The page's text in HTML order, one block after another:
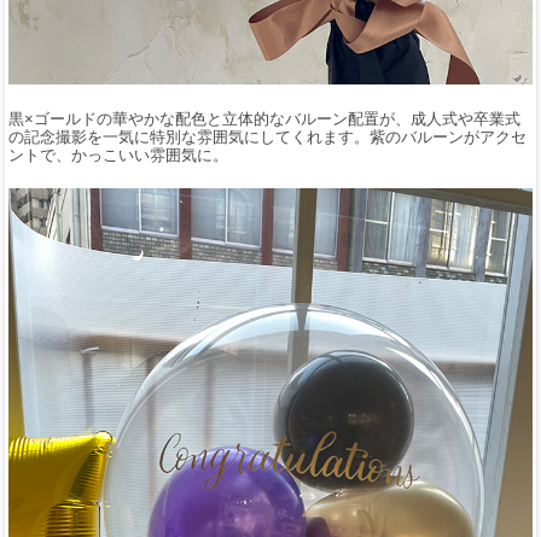
黒×ゴールドの華やかな配色と立体的なバルーン配置が、成人式や卒業式
の記念撮影を一気に特別な雰囲気にしてくれます。紫のバルーンがアクセ
ントで、かっこいい雰囲気に。